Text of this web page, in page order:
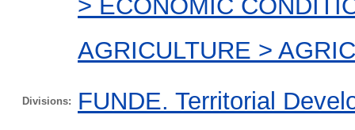
> ECONOMIC
AGRICULTURE >
Divisions: FUNDE. Territorial